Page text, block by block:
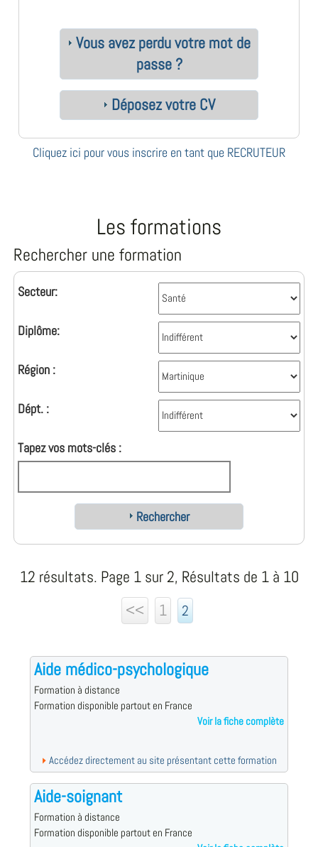
Vous avez perdu votre mot de
passe ?
Déposez votre CV
Cliquez ici pour vous inscrire en tant que RECRUTEUR
Les formations
Rechercher une formation
Secteur:
Diplôme:
Région :
Dépt. :
Tapez vos mots-clés :
Rechercher
12 résultats. Page 1 sur 2, Résultats de 1 à 10
<<
1 2
Aide médico-psychologique
Formation à distance
Formation disponible partout en France
Voir la fiche complète
Accédez directement au site présentant cette formation
Aide-soignant
Formation à distance
Formation disponible partout en France